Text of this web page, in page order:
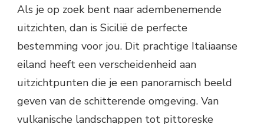
Als je op zoek bent naar adembenemende
uitzichten, dan is Sicilië de perfecte
bestemming voor jou. Dit prachtige Italiaanse
eiland heeft een verscheidenheid aan
uitzichtpunten die je een panoramisch beeld
geven van de schitterende omgeving. Van
vulkanische landschappen tot pittoreske